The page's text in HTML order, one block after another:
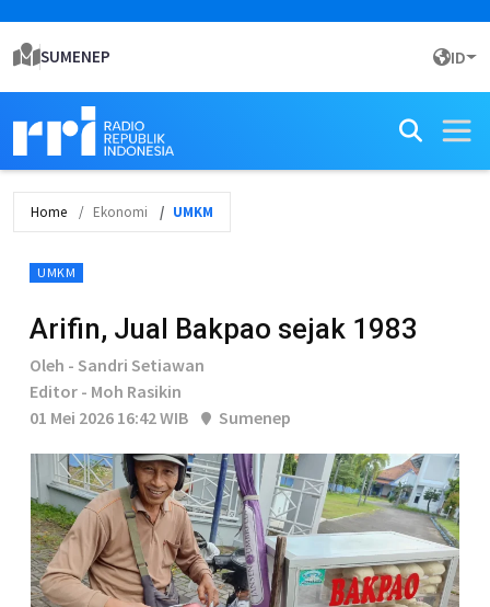
SUMENEP ID
Home Ekonomi UMKM
UMKM
Arifin, Jual Bakpao sejak 1983
Oleh - Sandri Setiawan
Editor - Moh Rasikin
01 Mei 2026 16:42 WIB
Sumenep